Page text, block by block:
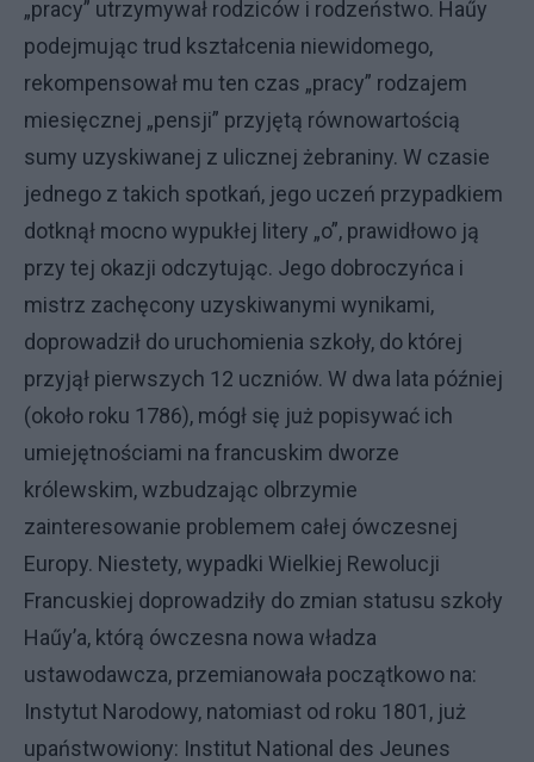
„pracy” utrzymywał rodziców i rodzeństwo. Haűy
podejmując trud kształcenia niewidomego,
rekompensował mu ten czas „pracy” rodzajem
miesięcznej „pensji” przyjętą równowartością
sumy uzyskiwanej z ulicznej żebraniny. W czasie
jednego z takich spotkań, jego uczeń przypadkiem
dotknął mocno wypukłej litery „o”, prawidłowo ją
przy tej okazji odczytując. Jego dobroczyńca i
mistrz zachęcony uzyskiwanymi wynikami,
doprowadził do uruchomienia szkoły, do której
przyjął pierwszych 12 uczniów. W dwa lata później
(około roku 1786), mógł się już popisywać ich
umiejętnościami na francuskim dworze
królewskim, wzbudzając olbrzymie
zainteresowanie problemem całej ówczesnej
Europy. Niestety, wypadki Wielkiej Rewolucji
Francuskiej doprowadziły do zmian statusu szkoły
Haűy’a, którą ówczesna nowa władza
ustawodawcza, przemianowała początkowo na:
Instytut Narodowy, natomiast od roku 1801, już
upaństwowiony: Institut National des Jeunes